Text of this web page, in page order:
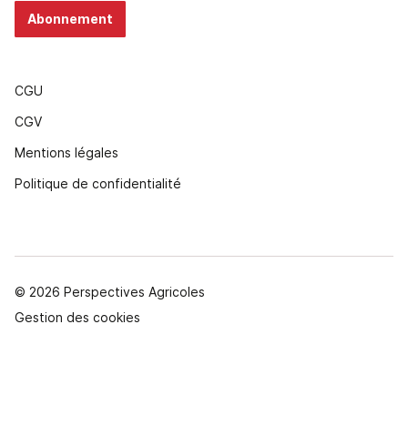
Abonnement
CGU
CGV
Mentions légales
Politique de confidentialité
© 2026 Perspectives Agricoles
Gestion des cookies